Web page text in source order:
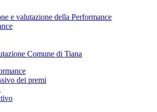
e valutazione della Performance
Comune di Tiana
dei premi